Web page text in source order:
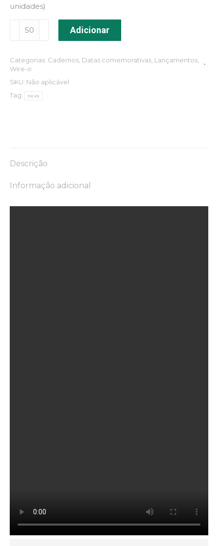
unidades)
Caderno
Capa
Denim
quantidade
Adicionar
Categorias: Cadernos Datas comemorativas Lançamentos
Wire-o
SKU: Não aplicável
Tag:
novo
Descrição
Informação adicional